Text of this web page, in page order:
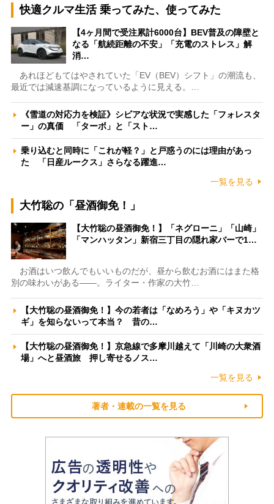
快適クルマ生活 乗ってみた、使ってみた
【4ヶ月間で受注累計6000台】BEV普及の障壁と
なる「航続距離の不安」「充電のストレス」解
消…
あれほどもてはやされていた「EV（BEV）シフト」の潮流も、
最近では減速基調になっているように見える。…
《雪道の対応力を検証》シビアな状況で実感した「フォレスタ
ー」の真価 「ターボ」と「スト…
乗り込むと同時に「これが軽？」と戸惑うのには理由があっ
た 「日産ルークス」さらなる躍進…
一覧を見る
大竹聡の「昼酒御免！」
【大竹聡の昼酒御免！】「ネグローニ」「山崎」
「マンハッタン」新宿三丁目の隠れ家バーで1…
お酒はいつ飲んでもいいものだが、昼から飲むお酒にはまた格
別の味わいがある――。ライター・作家の大竹…
【大竹聡の昼酒御免！】今の若者は「なめろう」や「キヌカツ
ギ」を知らないって本当？ 昔の…
【大竹聡の昼酒御免！】京急線で多摩川越えて「川崎の大衆酒
場」へと昼酒旅 押し寄せるノス…
一覧を見る
著者・連載の一覧を見る